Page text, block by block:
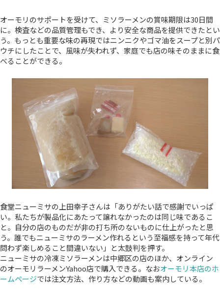
オーモリのサポートを受けて、ミソラーメンの賞味期限は30日間
に。検査などの品質管理もでき、より安全な商品を提供できたとい
う。もっとも重要な味の再現ではニンニクやゴマ油をスープと別パ
ウチにしたことで、風味が失われず、家庭でも店の味そのままに食
べることができる。
食堂ニューミサの上田幸子さんは「ありがたい話で感謝でいっぱ
い。私たちが製品化にあたって譲れなかったのは同じ味であるこ
と。自分の店のものだが非の打ち所のないものに仕上がったと思
う。誰でもニューミサのラーメン作れるという至福感を持って年代
問わず楽しめること間違いない」と太鼓判を押す。
ニューミサの冷凍ミソラーメンは中郷区の店のほか、オンライン
のオーモリラーメンYahoo店で購入できる。なおオーモリ本店のホ
ームページでは注文方法、作り方などの動画も案内している。